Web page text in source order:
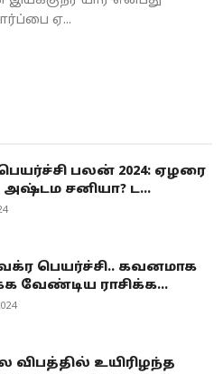
ஏ...
பலன் 2024: ஏழரை
அஷ்டம சனியா? ட...
பெயர்ச்சி.. கவனமாக
வேண்டிய ராசிக்க...
விபத்தில் உயிரிழந்த